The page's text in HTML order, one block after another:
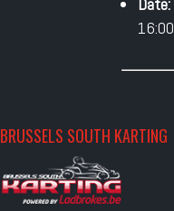
16:00
BRUSSELS SOUTH KARTING